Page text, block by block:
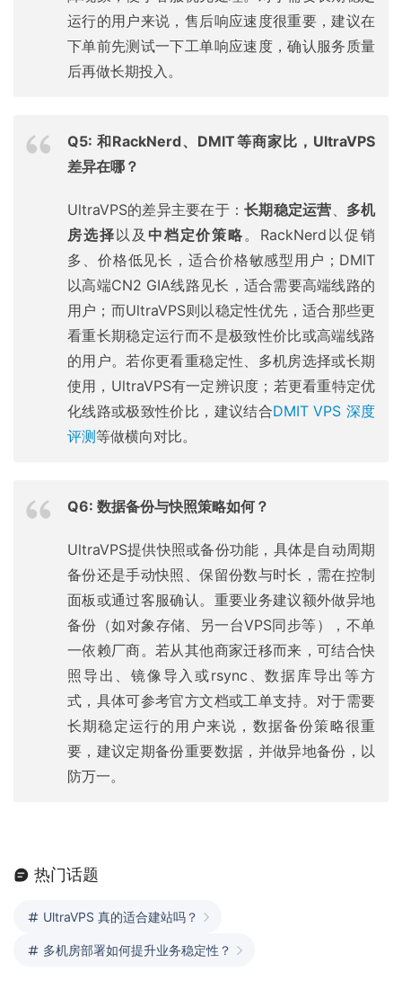
运行的用户来说，售后响应速度很重要，建议在
下单前先测试一下工单响应速度，确认服务质量
后再做长期投入。
Q5: 和RackNerd、DMIT等商家比，UltraVPS
差异在哪？
UltraVPS的差异主要在于：长期稳定运营、 多机
房选择以及 中档定价策略。RackNerd以促销
多、价格低见长，适合价格敏感型用户；DMIT
以高端CN2 GIA线路见长，适合需要高端线路的
用户；而UltraVPS则以稳定性优先，适合那些更
看重长期稳定运行而不是极致性价比或高端线路
的用户。若你更看重稳定性、多机房选择或长期
使用，UltraVPS有一定辨识度；若更看重特定优
化线路或极致性价比，建议结合DMIT VPS 深度
评测 等做横向对比。
Q6: 数据备份与快照策略如何？
UltraVPS提供快照或备份功能，具体是自动周期
备份还是手动快照、保留份数与时长，需在控制
面板或通过客服确认。重要业务建议额外做异地
备份（如对象存储、另一台VPS同步等），不单
一依赖厂商。若从其他商家迁移而来，可结合快
照导出、镜像导入或rsync、数据库导出等方
式，具体可参考官方文档或工单支持。对于需要
长期稳定运行的用户来说，数据备份策略很重
要，建议定期备份重要数据，并做异地备份，以
防万一。
热门话题
UltraVPS 真的适合建站吗？
多机房部署如何提升业务稳定性？